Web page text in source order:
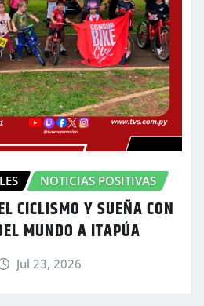
NOTICIAS POSITIVAS
CICLISMO Y SUEÑA CON
MUNDO A ITAPÚA
Jul 23, 2026